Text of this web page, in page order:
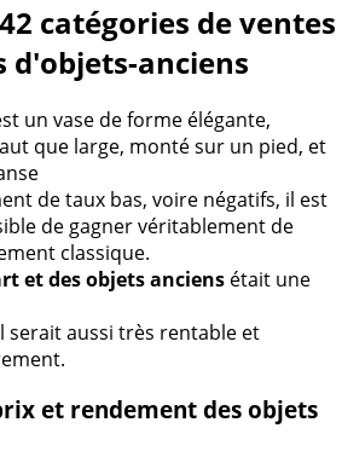
catégories de ventes
d'objets-anciens
un vase de forme élégante,
que large, monté sur un pied, et
de taux bas, voire négatifs, il est
de gagner véritablement de
classique.
et des objets anciens était une
serait aussi très rentable et
et rendement des objets